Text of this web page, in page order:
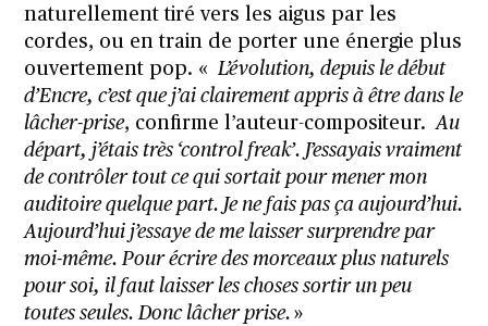
naturellement tiré vers les aigus par les
cordes, ou en train de porter une énergie plus
ouvertement pop. «L’évolution, depuis le début
d’Encre, c’est que j’ai clairement appris à être dans le
lâcher-prise, confirme l’auteur-compositeur.Au
départ, j’étais très ‘control freak’. J’essayais vraiment
de contrôler tout ce qui sortait pour mener mon
auditoire quelque part. Je ne fais pas ça aujourd’hui.
Aujourd’hui j’essaye de me laisser surprendre par
moi-même. Pour écrire des morceaux plus naturels
pour soi, il faut laisser les choses sortir un peu
toutes seules. Donc lâcher prise.»